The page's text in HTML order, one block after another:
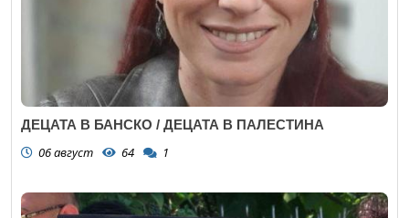
ДЕЦАТА В БАНСКО / ДЕЦАТА В ПАЛЕСТИНА
06 август 64 1